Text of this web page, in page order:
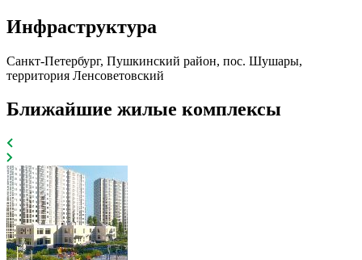
Инфраструктура
Санкт-Петербург, Пушкинский район, пос. Шушары,
территория Ленсоветовский
Ближайшие жилые комплексы